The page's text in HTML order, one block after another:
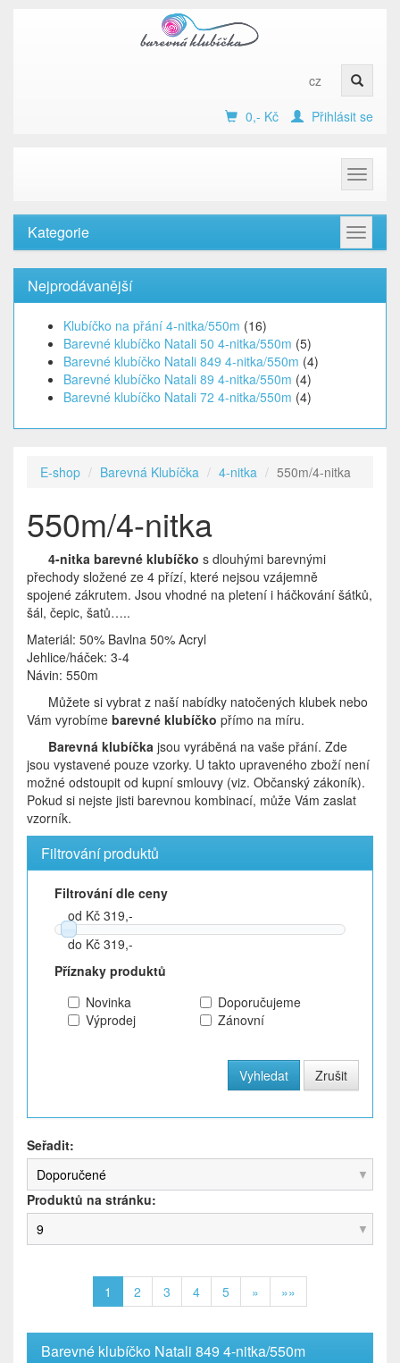
cz
0,- Kč Přihlásit se
Toggle
Toggle
Kategorie
Nejprodávanější
Klubíčko na přání 4-nitka/550m (16)
Barevné klubíčko Natali 50 4-nitka/550m (5)
Barevné klubíčko Natali 849 4-nitka/550m (4)
Barevné klubíčko Natali 89 4-nitka/550m (4)
Barevné klubíčko Natali 72 4-nitka/550m (4)
E-shop Barevná Klubíčka 4-nitka 550m/4-nitka
550m/4-nitka
4-nitka barevné klubíčko s dlouhými barevnými
přechody složené ze 4 přízí, které nejsou vzájemně
spojené zákrutem. Jsou vhodné na pletení i háčkování šátků,
šál, čepic, šatů…..
Materiál: 50% Bavlna 50% Acryl
Jehlice/háček: 3-4
Návin: 550m
Můžete si vybrat z naší nabídky natočených klubek nebo
Vám vyrobíme barevné klubíčko přímo na míru.
Barevná klubíčka jsou vyráběná na vaše přání. Zde
jsou vystavené pouze vzorky. U takto upraveného zboží není
možné odstoupit od kupní smlouvy (viz. Občanský zákoník).
Pokud si nejste jisti barevnou kombinací, může Vám zaslat
vzorník.
Filtrování produktů
Filtrování dle ceny
od Kč 319,-
do Kč 319,-
Příznaky produktů
Novinka
Doporučujeme
Výprodej
Zánovní
Seřadit:
Doporučené
Produktů na stránku:
9
1 2 3 4 5 » »»
Barevné klubíčko Natali 849 4-nitka/550m